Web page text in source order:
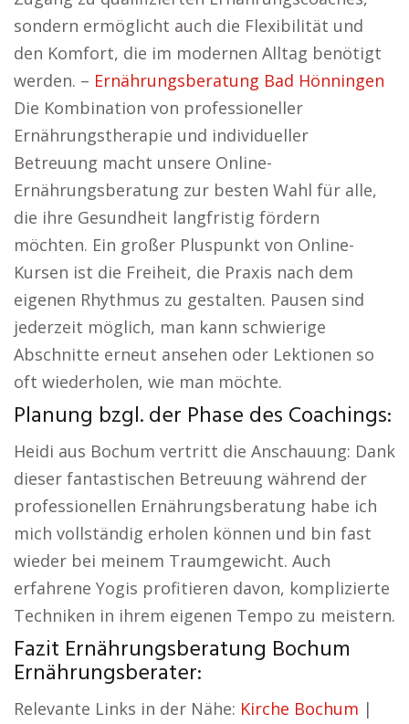
sondern ermöglicht auch die Flexibilität und
den Komfort, die im modernen Alltag benötigt
werden. – Ernährungsberatung Bad Hönningen
Die Kombination von professioneller
Ernährungstherapie und individueller
Betreuung macht unsere Online-
Ernährungsberatung zur besten Wahl für alle,
die ihre Gesundheit langfristig fördern
möchten. Ein großer Pluspunkt von Online-
Kursen ist die Freiheit, die Praxis nach dem
eigenen Rhythmus zu gestalten. Pausen sind
jederzeit möglich, man kann schwierige
Abschnitte erneut ansehen oder Lektionen so
oft wiederholen, wie man möchte.
Planung bzgl. der Phase des Coachings:
Heidi aus Bochum vertritt die Anschauung: Dank
dieser fantastischen Betreuung während der
professionellen Ernährungsberatung habe ich
mich vollständig erholen können und bin fast
wieder bei meinem Traumgewicht. Auch
erfahrene Yogis profitieren davon, komplizierte
Techniken in ihrem eigenen Tempo zu meistern.
Fazit Ernährungsberatung Bochum
Ernährungsberater:
Relevante Links in der Nähe: Kirche Bochum |